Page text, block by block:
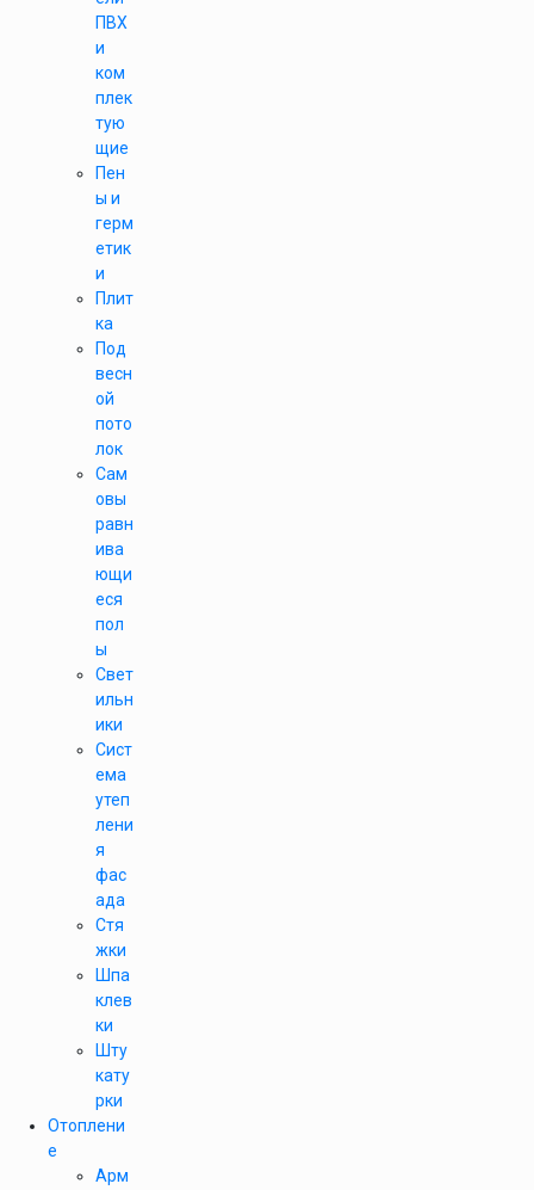
ПВХ
и
ком
плек
тую
щие
Пен
ы и
герм
етик
и
Плит
ка
Под
весн
ой
пото
лок
Сам
овы
равн
ива
ющи
еся
пол
ы
Свет
ильн
ики
Сист
ема
утеп
лени
я
фас
ада
Стя
жки
Шпа
клев
ки
Шту
кату
рки
Отоплени
е
Арм